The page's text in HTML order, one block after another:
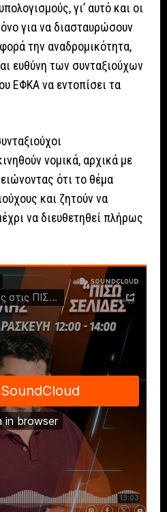
γι’ αυτό και οι
για να διασταυρώσουν
την αναδρομικότητα,
ευθύνη των συνταξιούχων
ΕΦΚΑ να εντοπίσει τα
νομικά, αρχικά με
ότι το θέμα
και ζητούν να
να διευθετηθεί πλήρως